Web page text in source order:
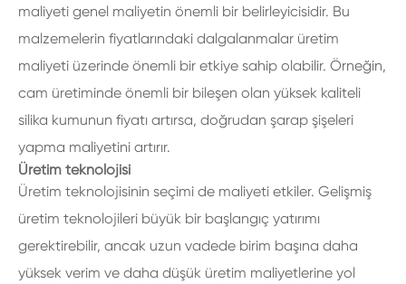
maliyeti genel maliyetin önemli bir belirleyicisidir. Bu
malzemelerin fiyatlarındaki dalgalanmalar üretim
maliyeti üzerinde önemli bir etkiye sahip olabilir. Örneğin,
cam üretiminde önemli bir bileşen olan yüksek kaliteli
silika kumunun fiyatı artırsa, doğrudan şarap şişeleri
yapma maliyetini artırır.
Üretim teknolojisi
Üretim teknolojisinin seçimi de maliyeti etkiler. Gelişmiş
üretim teknolojileri büyük bir başlangıç yatırımı
gerektirebilir, ancak uzun vadede birim başına daha
yüksek verim ve daha düşük üretim maliyetlerine yol